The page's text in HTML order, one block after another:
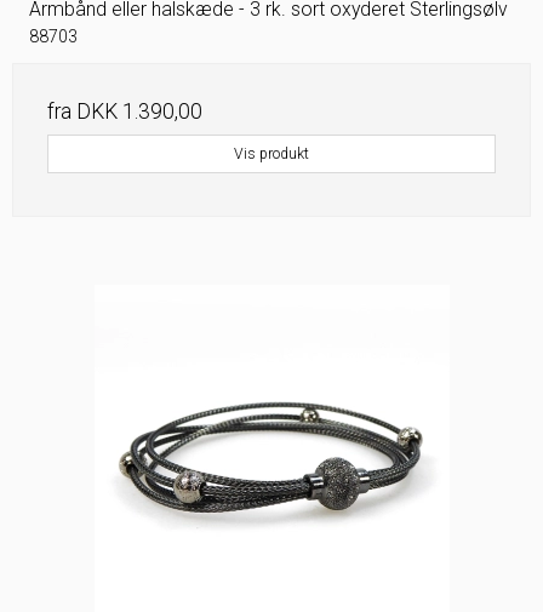
Armbånd eller halskæde - 3 rk. sort oxyderet Sterlingsølv
88703
fra DKK 1.390,00
Vis produkt